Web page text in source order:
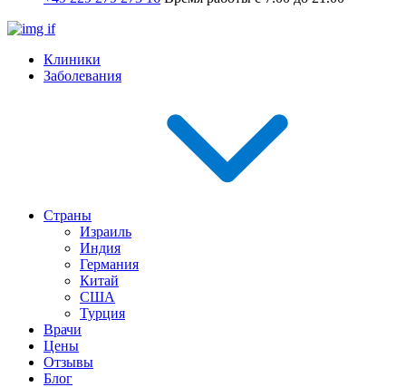
Клиники
Заболевания
Страны
Израиль
Индия
Германия
Китай
США
Турция
Врачи
Цены
Отзывы
Блог